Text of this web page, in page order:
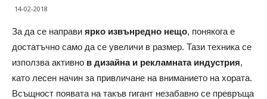
14-02-2018
За да се направи ярко извънредно нещо, понякога е
достатъчно само да се увеличи в размер. Тази техника се
използва активно в дизайна и рекламната индустрия,
като лесен начин за привличане на вниманието на хората.
Всъщност появата на такъв гигант незабавно се превръща